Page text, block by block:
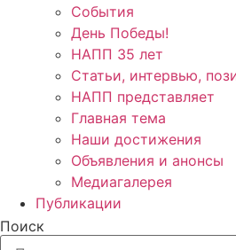
События
День Победы!
НАПП 35 лет
Статьи, интервью,
НАПП представляет
Главная тема
Наши достижения
Объявления и анонсы
Медиагалерея
Публикации
Поиск